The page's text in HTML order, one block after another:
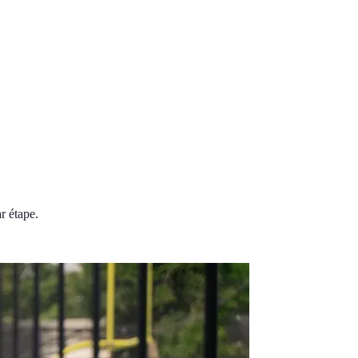
étape.